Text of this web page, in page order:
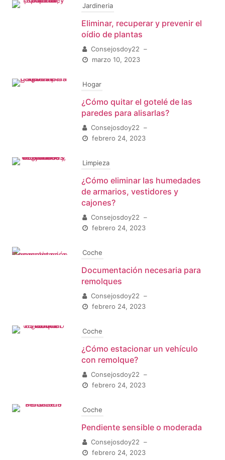
Jardineria
Eliminar, recuperar y prevenir el
oídio de plantas
Consejosdoy22 –
marzo 10, 2023
Hogar
¿Cómo quitar el gotelé de las
paredes para alisarlas?
Consejosdoy22 –
febrero 24, 2023
Limpieza
¿Cómo eliminar las humedades
de armarios, vestidores y
cajones?
Consejosdoy22 –
febrero 24, 2023
Coche
Documentación necesaria para
remolques
Consejosdoy22 –
febrero 24, 2023
Coche
¿Cómo estacionar un vehículo
con remolque?
Consejosdoy22 –
febrero 24, 2023
Coche
Pendiente sensible o moderada
Consejosdoy22 –
febrero 24, 2023